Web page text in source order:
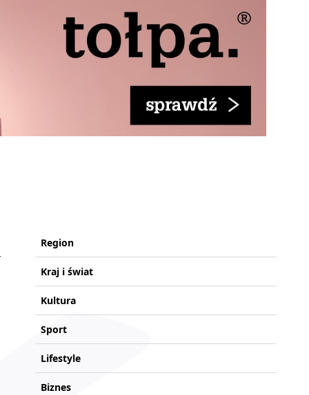
Region
Kraj i świat
Kultura
Sport
Lifestyle
Biznes